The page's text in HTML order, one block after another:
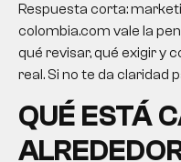
Respuesta corta:
colombia.com vale la
qué revisar, qué exigir y
real. Si no te da claridad
QUÉ ESTÁ